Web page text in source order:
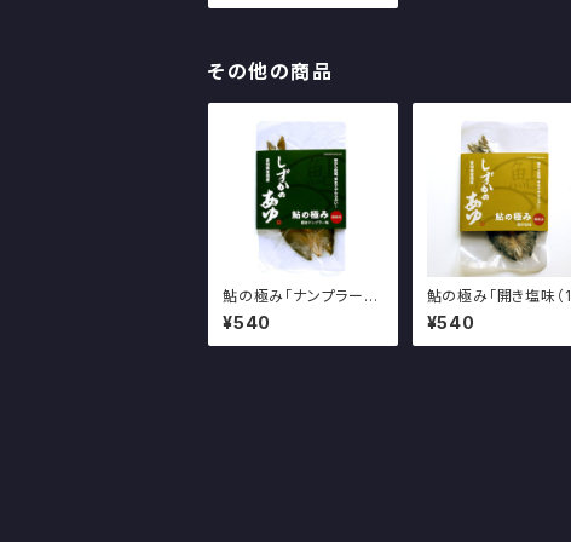
その他の商品
鮎の極み「ナンプラー味
（1尾）」～しずかのあゆ
～
¥540
鮎の極み「開き塩味（1
尾）」～しずかのあゆ～
¥540